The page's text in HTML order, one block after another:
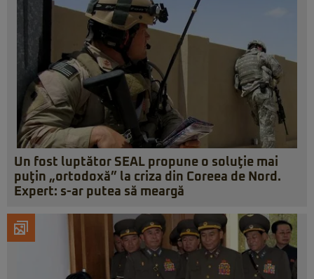
Un fost luptător SEAL propune o soluţie mai
puţin „ortodoxă” la criza din Coreea de Nord.
Expert: s-ar putea să meargă